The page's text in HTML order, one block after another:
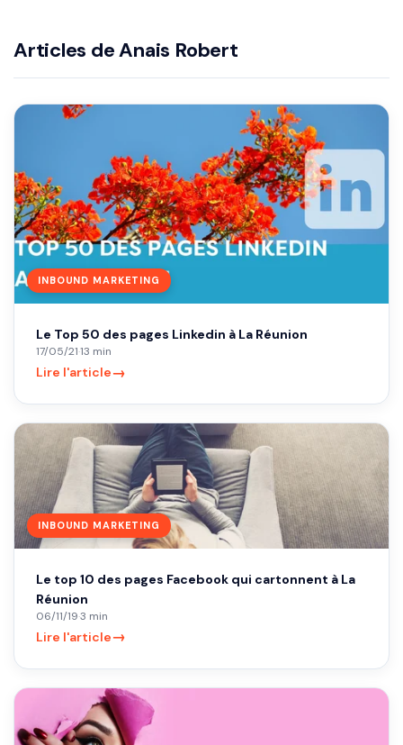
Articles de Anais Robert
INBOUND MARKETING
Le Top 50 des pages Linkedin à La Réunion
17/05/21·13 min
Lire l'article→
INBOUND MARKETING
Le top 10 des pages Facebook qui cartonnent à La
Réunion
06/11/19·3 min
Lire l'article→